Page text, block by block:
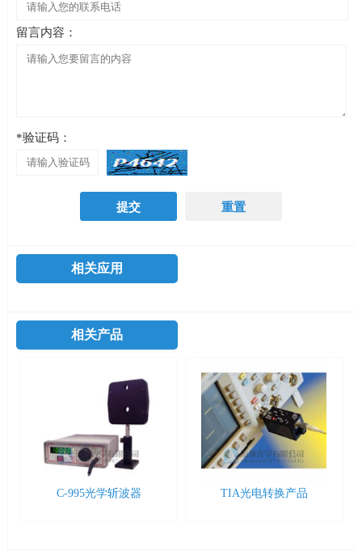
留言内容：
*验证码：
相关应用
相关产品
C-995光学斩波器 TIA光电转换产品